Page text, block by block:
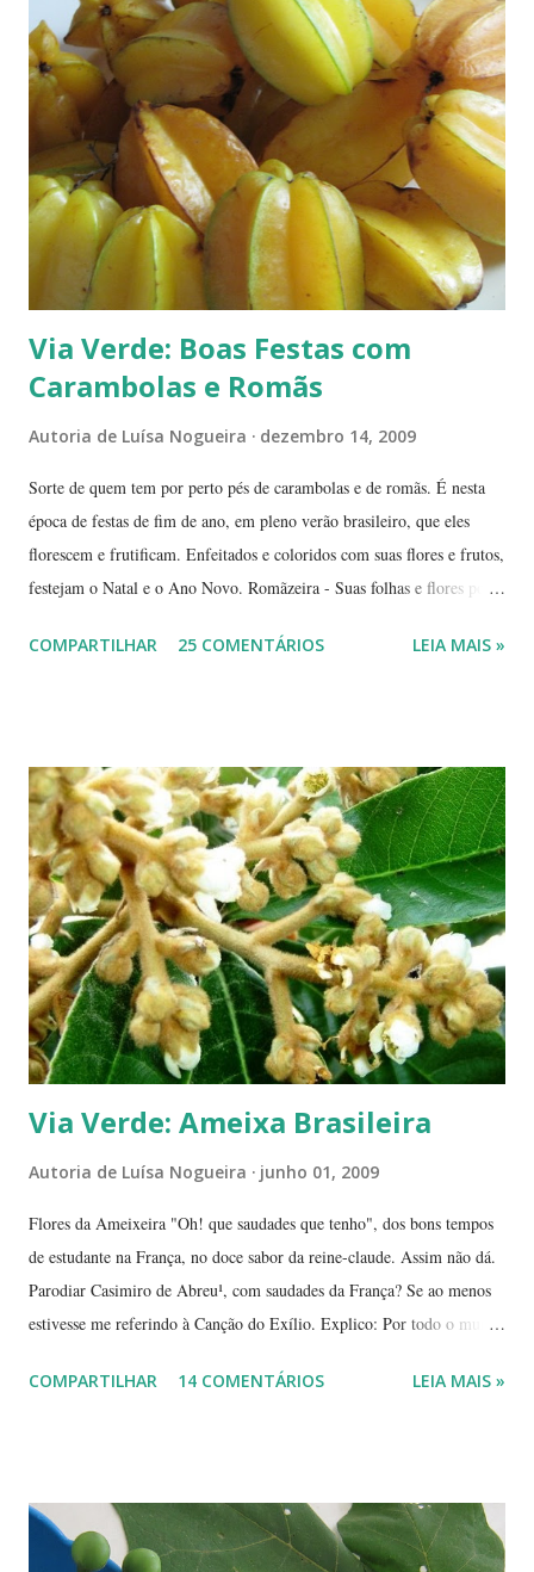
de passeios no mato, em pleno cerrado, observando as pequenas coisas
à nossa volta, tão importantes mas às vezes tão esquecidas. Vamos
aproveitar as férias para curtir a natureza? ... ----------------------- ....
A moça que aparece na...
Via Verde: Boas Festas com
Carambolas e Romãs
Autoria de Luísa Nogueira dezembro 14, 2009
Sorte de quem tem por perto pés de carambolas e de romãs. É nesta
época de festas de fim de ano, em pleno verão brasileiro, que eles
florescem e frutificam. Enfeitados e coloridos com suas flores e frutos,
festejam o Natal e o Ano Novo. Romãzeira - Suas folhas e flores por
por tons mesclados de rosa, amarelo e laranja. No meio das flores
jóias preciosas, estão presentes na ceia de réveillon. Sim, eles nos
remetem a alegres brincadeiras - por muitos levadas a sério: São
guardados em carteiras, deixados sob os pratos e por aí vai ... E,
dizem, é um sinal de boa sorte para o ano que começa. Caramboleira -
Quer um Natal bem brasileiro? Use a imaginação, enfeitando su...
COMPARTILHAR 25 COMENTÁRIOS LEIA MAIS »
Via Verde: Ameixa Brasileira
Autoria de Luísa Nogueira junho 01, 2009
Flores da Ameixeira "Oh! que saudades que tenho", dos bons tempos
de estudante na França, no doce sabor da reine-claude. Assim não dá.
Parodiar Casimiro de Abreu¹, com saudades da França? Se ao menos
estivesse me referindo à Canção do Exílio. Explico: Por todo o mundo
precisos, mas é por aí. Na Europa existe uma grande quantidade delas,
coquinho, morango, amora - estou citando as que amo, claro. Em
Paris pode-se encontrar a reine-claude em quase todos os lugares, dos
COMPARTILHAR 14 COMENTÁRIOS LEIA MAIS »